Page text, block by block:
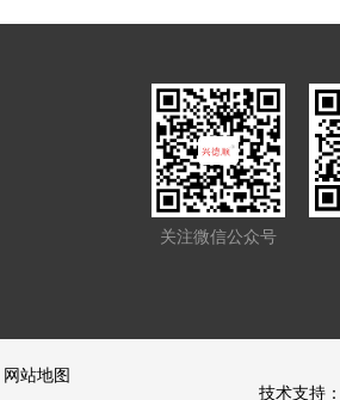
关注微信公众号
网站地图
技术支持：